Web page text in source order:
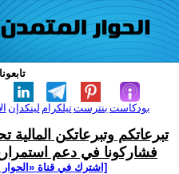
لينكدإن تيلكرامبنترست بودكاست
تبرعاتكم وتبرعاتكن المالية
فشاركونا في دعم
[اشترك في قناة